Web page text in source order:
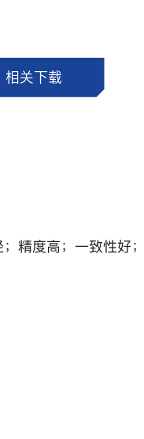
相关下载
精度高；一致性好